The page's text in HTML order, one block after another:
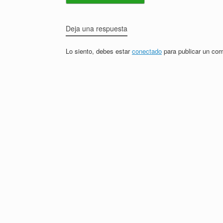
Deja una respuesta
Lo siento, debes estarconectado para publicar un